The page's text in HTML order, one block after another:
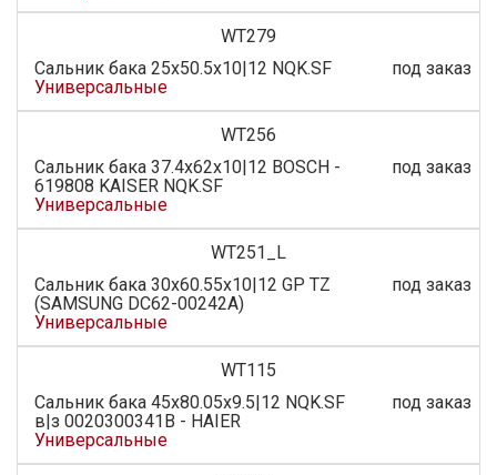
WT279
Сальник бака 25х50.5х10|12 NQK.SF
Универсальные
под заказ
WT256
Сальник бака 37.4x62x10|12 BOSCH -
619808 KAISER NQK.SF
Универсальные
под заказ
WT251_L
Сальник бака 30x60.55x10|12 GP TZ
(SAMSUNG DC62-00242A)
Универсальные
под заказ
WT115
Сальник бака 45x80.05x9.5|12 NQK.SF
в|з 0020300341B - HAIER
Универсальные
под заказ